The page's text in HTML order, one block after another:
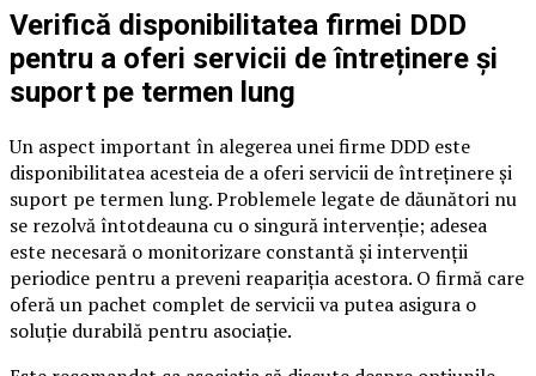
Verifică disponibilitatea firmei DDD
pentru a oferi servicii de întreținere și
suport pe termen lung
Un aspect important în alegerea unei firme DDD este
disponibilitatea acesteia de a oferi servicii de întreținere și
suport pe termen lung. Problemele legate de dăunători nu
se rezolvă întotdeauna cu o singură intervenție; adesea
este necesară o monitorizare constantă și intervenții
periodice pentru a preveni reapariția acestora. O firmă care
oferă un pachet complet de servicii va putea asigura o
soluție durabilă pentru asociație.